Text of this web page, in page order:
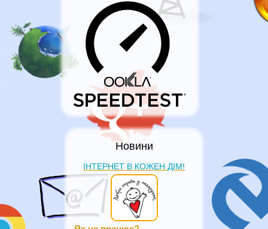
Новини
ІНТЕРНЕТ В КОЖЕН ДІМ!